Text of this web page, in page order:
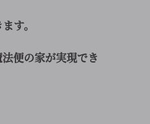
す。
便の家が実現でき